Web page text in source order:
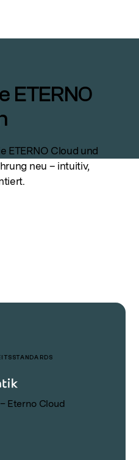
ETERNO
ETERNO Cloud und
neu – intuitiv,